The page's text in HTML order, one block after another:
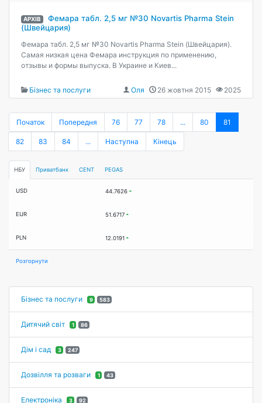
АРХІВ
Фемара табл. 2,5 мг №30 Novartis Pharma Stein
(Швейцария)
Фемара табл. 2,5 мг №30 Novartis Pharma Stein (Швейцария).
Самая низкая цена Фемара инструкция по применению,
отзывы и формы выпуска. В Украине и Киев...
Бізнес та послуги 2025
26 жовтня 2015
Оля
Початок Попередня 76 77 78 ... 80 81
82 83 84 ... Наступна Кінець
НБУ Приватбанк CENT PEGAS
USD 44.7626
EUR 51.6717
PLN 12.0191
Розгорнути
Бізнес та послуги 9 583
Дитячий світ 1 86
Дім і сад 3 247
Дозвілля та розваги 1 43
Електроніка 3 92